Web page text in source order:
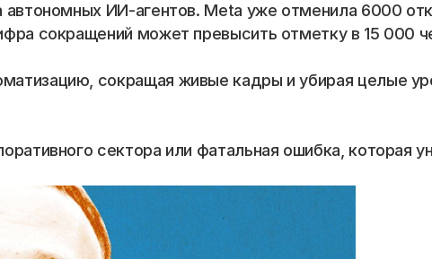
📞 Спросить менеджера
ИИ-агентов. Meta уже отменила 6000
сокращений может превысить отметку в 15 000
сокращая живые кадры и убирая целые
сектора или фатальная ошибка, которая